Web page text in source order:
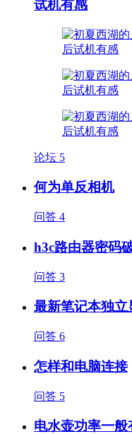
试机有感
论坛 5
何为单反相机
问答 4
h3c路由器密码
问答 3
最新笔记本独立
问答 6
怎样和电脑连接
问答 5
电水壶功率一般